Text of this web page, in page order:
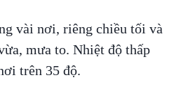
vài nơi, riêng chiều tối và
mưa to. Nhiệt độ thấp
trên 35 độ.